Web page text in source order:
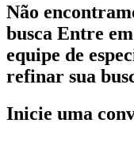
Não
busca Entre
equipe de
refinar sua
Inicie uma